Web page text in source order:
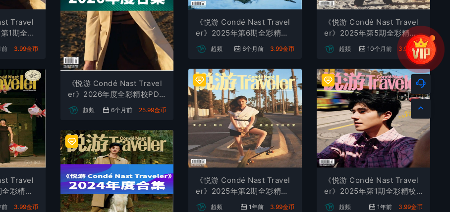
Travel
1期全彩
前 3.99金币
《悦游 Condé Nast Travel
er》2026年度全彩精校PDF
杂志合集订阅下载
超频 6个月前 25.99金币
《悦游 Condé Nast Travel
er》2025年第6期全彩精校P
DF杂志下载
超频 6个月前 3.99金币
《悦游 Condé Nast Travel
er》2025年第5期全彩精校P
DF杂志下载
超频 10个月前 3.99金币
Travel
彩精校
前 3.99金币
《悦游 Condé Nast Travel
er》2025年第2期全彩精校P
DF杂志下载
超频 1年前 3.99金币
《悦游 Condé Nast Travel
er》2025年第1期全彩精校P
DF杂志下载
超频 1年前 3.99金币